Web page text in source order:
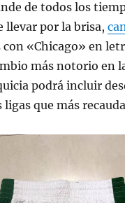
de todos los
llevar por la brisa,
«Chicago» en
más notorio en
podrá incluir
que más